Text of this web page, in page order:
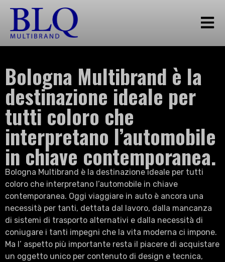
Bologna Multibrand è la
destinazione ideale per
tutti coloro che
interpretano l’automobile
in chiave contemporanea.
Bologna Multibrand è la destinazione ideale per tutti
coloro che interpretano l’automobile in chiave
contemporanea. Oggi viaggiare in auto è ancora una
necessità per tanti, dettata dal lavoro, dalla mancanza
di sistemi di trasporto alternativi e dalla necessità di
coniugare i tanti impegni che la vita moderna ci impone.
Ma l’ aspetto più importante resta il piacere di acquistare
un oggetto unico per contenuto di design e tecnica,